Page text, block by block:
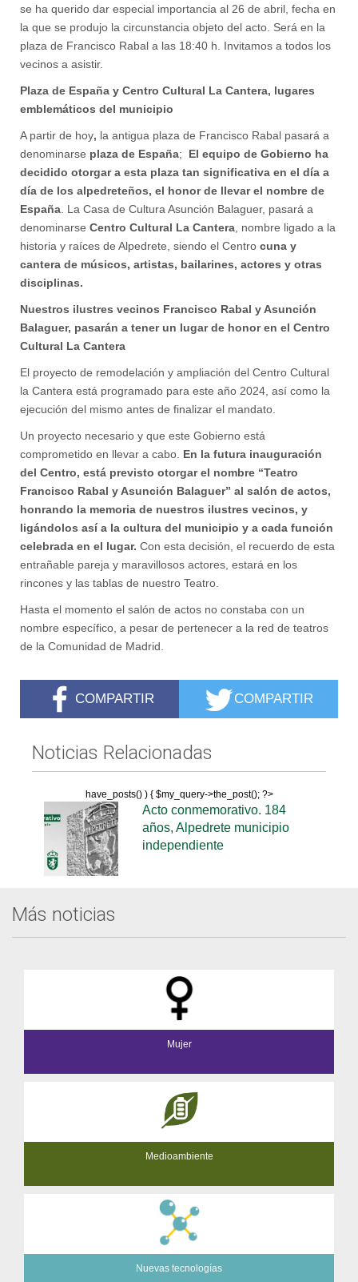
se ha querido dar especial importancia al 26 de abril, fecha en
la que se produjo la circunstancia objeto del acto. Será en la
plaza de Francisco Rabal a las 18:40 h. Invitamos a todos los
vecinos a asistir.
Plaza de España y Centro Cultural La Cantera, lugares
emblemáticos del municipio
A partir de hoy, la antigua plaza de Francisco Rabal pasará a
denominarse plaza de España; El equipo de Gobierno ha
decidido otorgar a esta plaza tan significativa en el día a
día de los alpedreteños, el honor de llevar el nombre de
España . La Casa de Cultura Asunción Balaguer, pasará a
denominarse Centro Cultural La Cantera , nombre ligado a la
historia y raíces de Alpedrete, siendo el Centro cuna y
cantera de músicos, artistas, bailarines, actores y otras
disciplinas.
Nuestros ilustres vecinos Francisco Rabal y Asunción
Balaguer, pasarán a tener un lugar de honor en el Centro
Cultural La Cantera
El proyecto de remodelación y ampliación del Centro Cultural
la Cantera está programado para este año 2024, así como la
ejecución del mismo antes de finalizar el mandato.
Un proyecto necesario y que este Gobierno está
comprometido en llevar a cabo. En la futura inauguración
del Centro, está previsto otorgar el nombre “Teatro
Francisco Rabal y Asunción Balaguer” al salón de actos,
honrando la memoria de nuestros ilustres vecinos, y
ligándolos así a la cultura del municipio y a cada función
celebrada en el lugar. Con esta decisión, el recuerdo de esta
entrañable pareja y maravillosos actores, estará en los
rincones y las tablas de nuestro Teatro.
Hasta el momento el salón de actos no constaba con un
nombre específico, a pesar de pertenecer a la red de teatros
de la Comunidad de Madrid.
COMPARTIR COMPARTIR
Noticias Relacionadas
have_posts() ) { $my_query->the_post(); ?>
Acto conmemorativo. 184
años, Alpedrete municipio
independiente
Más noticias
Mujer
Medioambiente
Nuevas tecnologías